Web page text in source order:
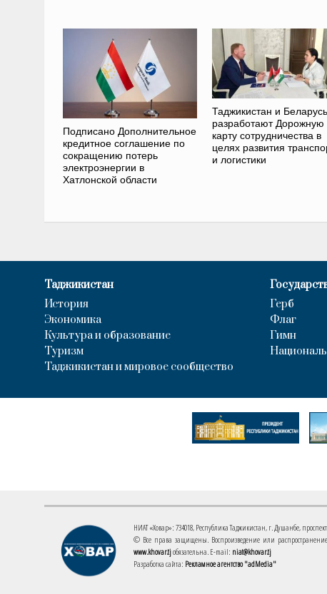
Подписано Дополнительное
кредитное соглашение по
сокращению потерь
электроэнергии в
Хатлонской области
Таджикистан и Беларусь
разработают Дорожную
карту сотрудничества в
целях развития
и логистики
Таджикистан
История
Экономика
Культура и образование
Туризм
Таджикистан и мировое сообщество
Герб
Флаг
Гимн
НИАТ «Ховар»: 734018, Республика Таджикистан, г. Душанбе,
© Все права защищены. Воспроизведение или
www.khovar.tjобязательна. E-mail: niat@khovar.tj
Разработка сайта: Рекламное агентство "adMedia"